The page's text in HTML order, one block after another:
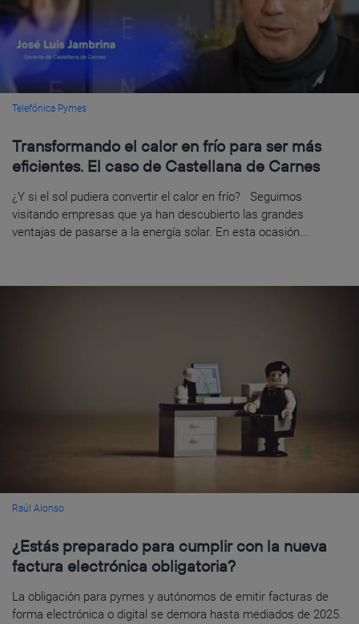
Telefónica Pymes
Transformando el calor en frío para ser más
eficientes. El caso de Castellana de Carnes
¿Y si el sol pudiera convertir el calor en frío? Seguimos
visitando empresas que ya han descubierto las grandes
ventajas de pasarse a la energía solar. En esta ocasión...
Raúl Alonso
¿Estás preparado para cumplir con la nueva
factura electrónica obligatoria?
La obligación para pymes y autónomos de emitir facturas de
forma electrónica o digital se demora hasta mediados de 2025.